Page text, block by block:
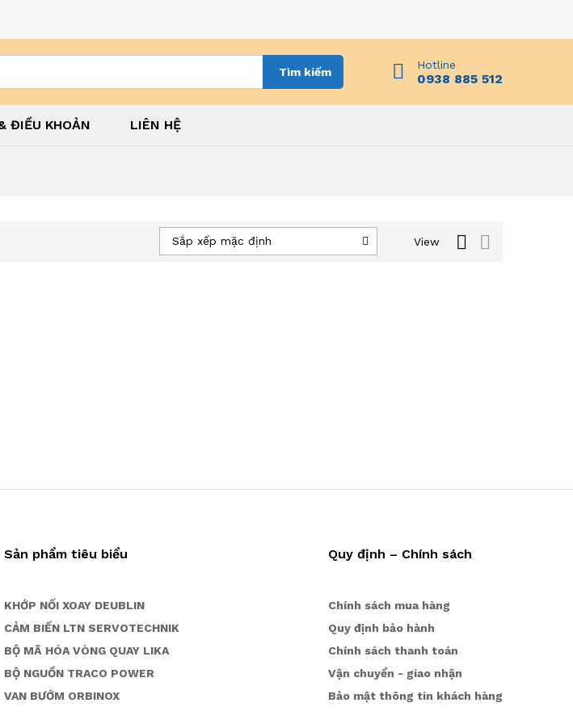
Tìm kiếm
Hotline
0938 885 512
ĐIỀU KHOẢN LIÊN HỆ
View
Sắp xếp mặc định
Sản phẩm tiêu biểu
KHỚP NỐI XOAY DEUBLIN
CẢM BIẾN LTN SERVOTECHNIK
BỘ MÃ HÓA VÒNG QUAY LIKA
BỘ NGUỒN TRACO POWER
VAN BƯỚM ORBINOX
Quy định – Chính sách
Chính sách mua hàng
Quy định bảo hành
Chính sách thanh toán
Vận chuyển - giao nhận
Bảo mật thông tin khách hàng